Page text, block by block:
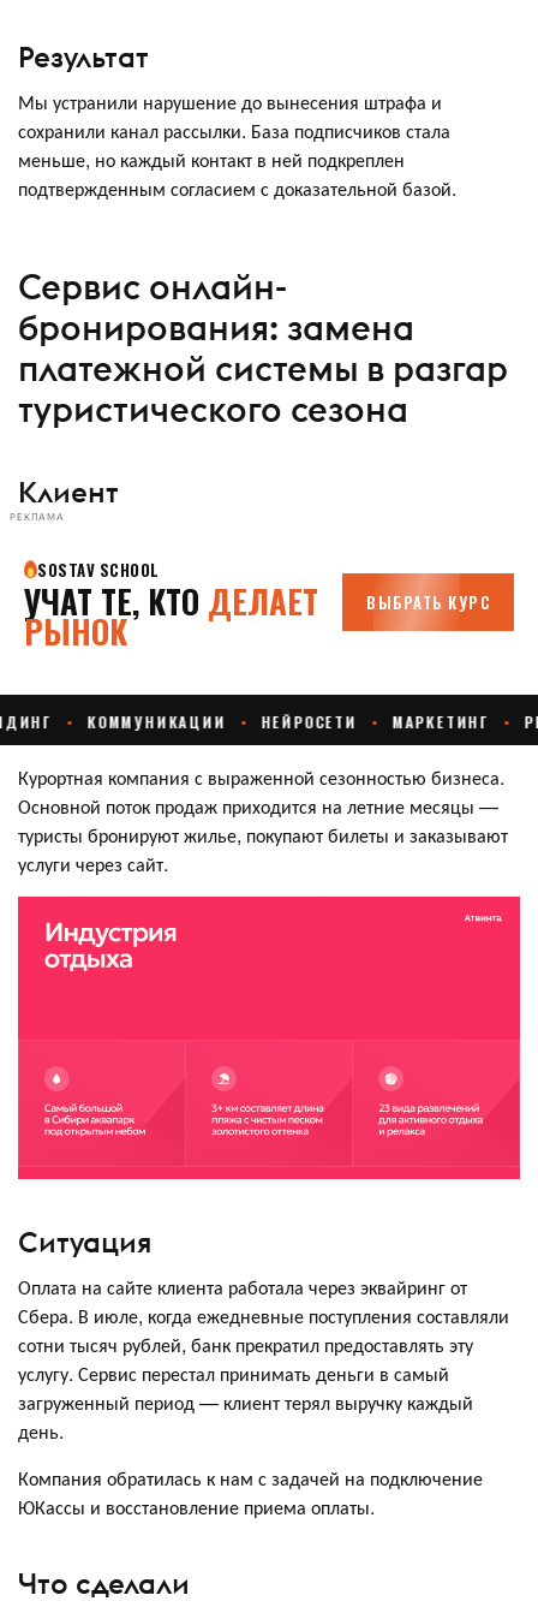
Результат
Мы устранили нарушение до вынесения штрафа и
сохранили канал рассылки. База подписчиков стала
меньше, но каждый контакт в ней подкреплен
подтвержденным согласием с доказательной базой.
Сервис онлайн-
бронирования: замена
платежной системы в разгар
туристического сезона
Клиент
РЕКЛАМА
Курортная компания с выраженной сезонностью бизнеса.
Основной поток продаж приходится на летние месяцы —
туристы бронируют жилье, покупают билеты и заказывают
услуги через сайт.
Ситуация
Оплата на сайте клиента работала через эквайринг от
Сбера. В июле, когда ежедневные поступления составляли
сотни тысяч рублей, банк прекратил предоставлять эту
услугу. Сервис перестал принимать деньги в самый
загруженный период — клиент терял выручку каждый
день.
Компания обратилась к нам с задачей на подключение
ЮКассы и восстановление приема оплаты.
Что сделали